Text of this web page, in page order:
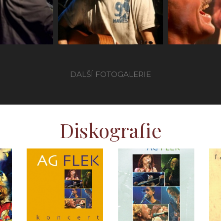
DALŠÍ FOTOGALERIE
Diskografie